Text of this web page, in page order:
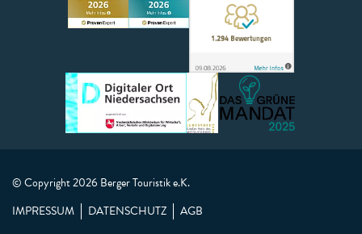
© Copyright 2026 Berger Touristik e.K.
IMPRESSUM
DATENSCHUTZ AGB